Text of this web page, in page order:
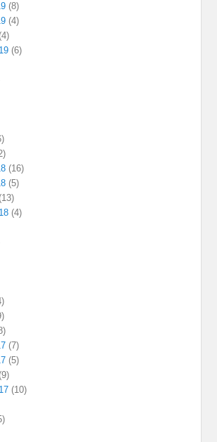
(8)
(4)
(4)
(6)
(16)
(5)
(13)
(4)
(7)
(5)
(9)
(10)